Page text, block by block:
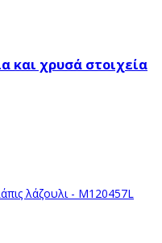
και χρυσά στοιχεία